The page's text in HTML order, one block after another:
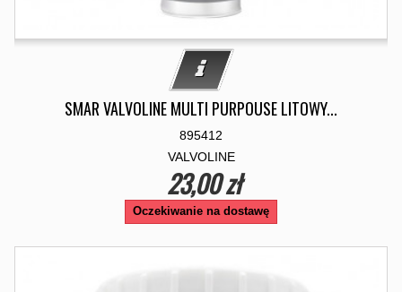
SMAR VALVOLINE MULTI PURPOUSE LITOWY...
895412
VALVOLINE
23,00 zł
Oczekiwanie na dostawę